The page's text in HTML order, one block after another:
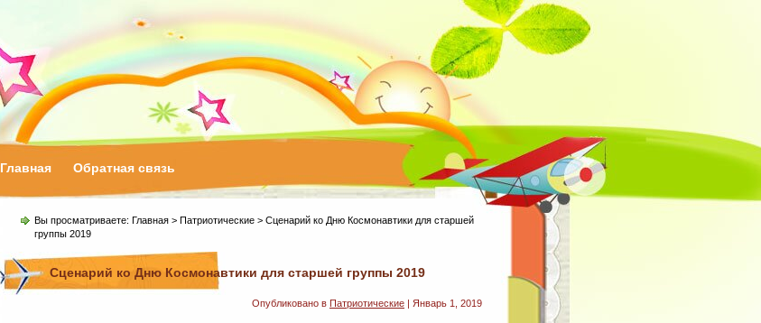
Главная Обратная связь
Вы просматриваете: Главная > Патриотические > Сценарий ко Дню Космонавтики для старшей
группы 2019
Сценарий ко Дню Космонавтики для старшей группы 2019
Опубликовано в Патриотические | Январь 1, 2019